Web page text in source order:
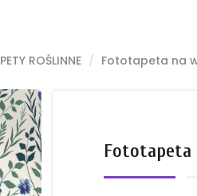
ROŚLINNE Fototapeta na
Fototapeta